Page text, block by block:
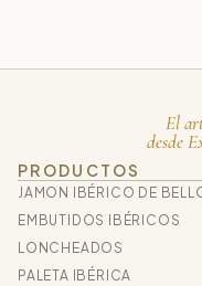
El
desde
PRODUCTOS
JAMON IBÉRICO DE
EMBUTIDOS IBÉRICOS
LONCHEADOS
PALETA IBÉRICA